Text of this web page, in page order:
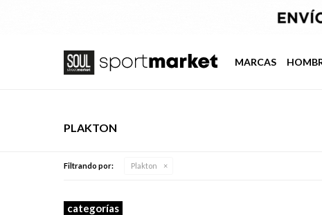
MARCAS
PLAKTON
Filtrando por: Plakton
categorías